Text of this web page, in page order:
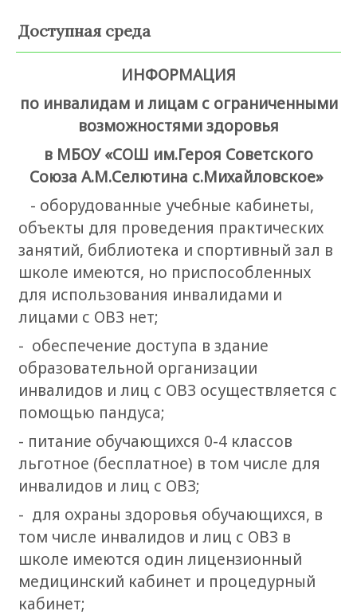
Доступная среда
ИНФОРМАЦИЯ
по инвалидам и лицам с ограниченными
возможностями здоровья
в МБОУ «СОШ им.Героя Советского
Союза А.М.Селютина с.Михайловское»
- оборудованные учебные кабинеты,
объекты для проведения практических
занятий, библиотека и спортивный зал в
школе имеются, но приспособленных
для использования инвалидами и
лицами с ОВЗ нет;
- обеспечение доступа в здание
образовательной организации
инвалидов и лиц с ОВЗ осуществляется с
помощью пандуса;
- питание обучающихся 0-4 классов
льготное (бесплатное) в том числе для
инвалидов и лиц с ОВЗ;
- для охраны здоровья обучающихся, в
том числе инвалидов и лиц с ОВЗ в
школе имеются один лицензионный
медицинский кабинет и процедурный
кабинет;